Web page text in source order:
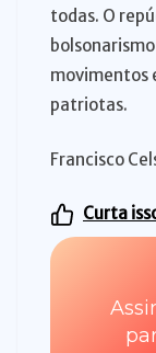
todas. O
movimentos
patriotas.
Francisco
Curta